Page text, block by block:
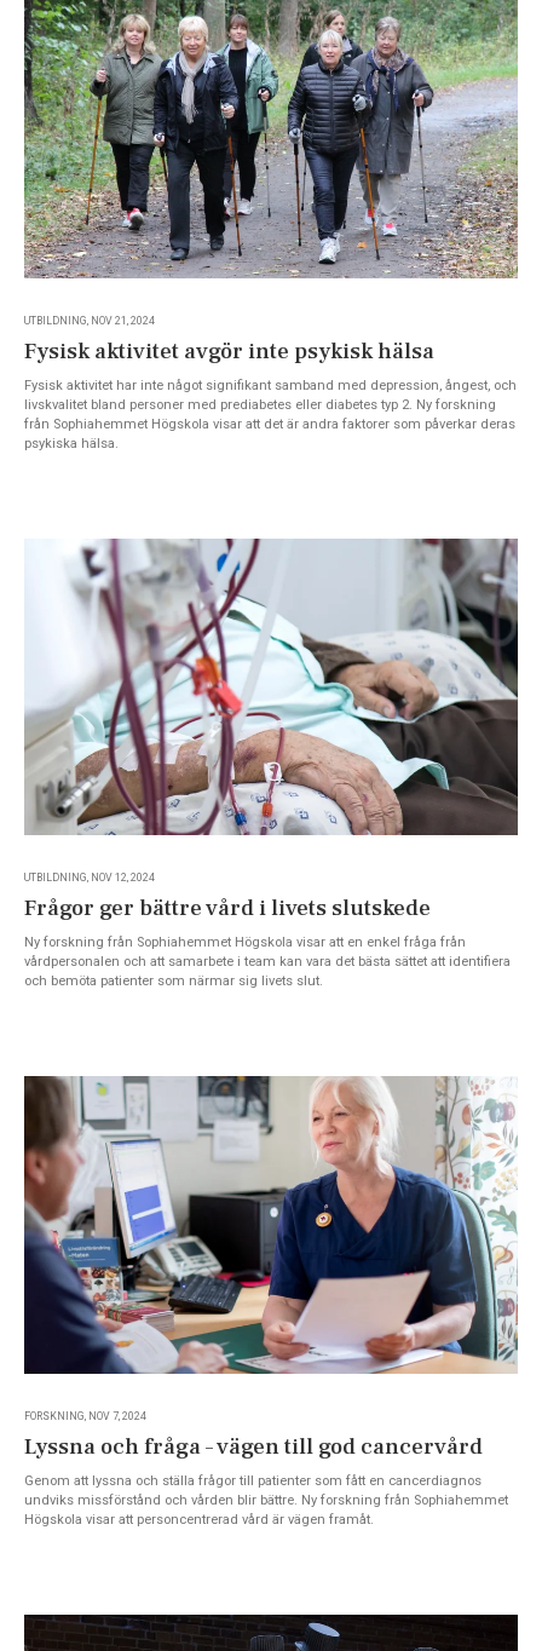
UTBILDNING, NOV 21, 2024
Fysisk aktivitet avgör inte psykisk hälsa
Fysisk aktivitet har inte något signifikant samband med depression, ångest, och
livskvalitet bland personer med prediabetes eller diabetes typ 2. Ny forskning
från Sophiahemmet Högskola visar att det är andra faktorer som påverkar deras
psykiska hälsa.
UTBILDNING, NOV 12, 2024
Frågor ger bättre vård i livets slutskede
Ny forskning från Sophiahemmet Högskola visar att en enkel fråga från
vårdpersonalen och att samarbete i team kan vara det bästa sättet att identifiera
och bemöta patienter som närmar sig livets slut.
FORSKNING, NOV 7, 2024
Lyssna och fråga – vägen till god cancervård
Genom att lyssna och ställa frågor till patienter som fått en cancerdiagnos
undviks missförstånd och vården blir bättre. Ny forskning från Sophiahemmet
Högskola visar att personcentrerad vård är vägen framåt.